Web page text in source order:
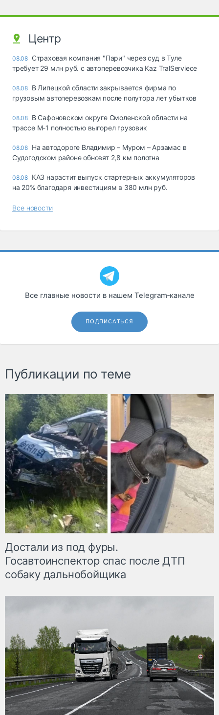
Центр
08.08 Страховая компания "Пари" через суд в Туле
требует 29 млн руб. с автоперевозчика Kaz TralServiece
08.08 В Липецкой области закрывается фирма по
грузовым автоперевозкам после полутора лет убытков
08.08 В Сафоновском округе Смоленской области на
трассе М-1 полностью выгорел грузовик
08.08 На автодороге Владимир – Муром – Арзамас в
Судогодском районе обновят 2,8 км полотна
08.08 КАЗ нарастит выпуск стартерных аккумуляторов
на 20% благодаря инвестициям в 380 млн руб.
Все новости
Все главные новости в нашем Telegram‑канале
ПОДПИСАТЬСЯ
Публикации по теме
Достали из под фуры.
Госавтоинспектор спас после ДТП
собаку дальнобойщика